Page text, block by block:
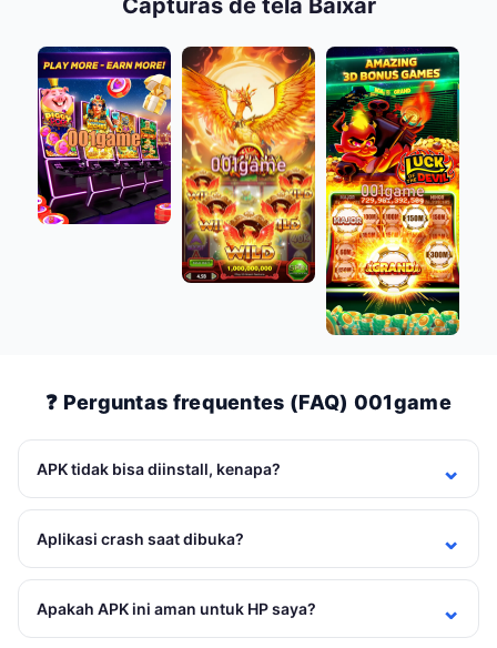
Capturas de tela Baixar
❓ Perguntas frequentes (FAQ) 001game
APK tidak bisa diinstall, kenapa?
Aplikasi crash saat dibuka?
Apakah APK ini aman untuk HP saya?